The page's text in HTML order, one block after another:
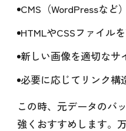
CMS（WordPressなど
HTMLやCSSファイル
新しい画像を適切なサ
必要に応じてリンク構
この時、元データのバ
強くおすすめします。